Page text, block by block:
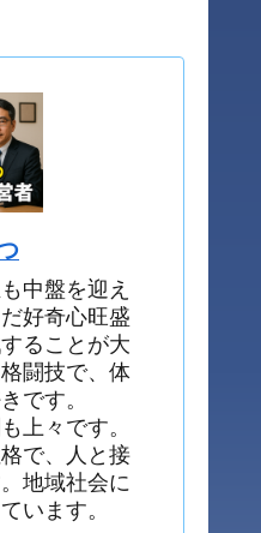
中盤を迎え
好奇心旺盛
ることが大
闘技で、体
です。
上々です。
で、人と接
地域社会に
います。